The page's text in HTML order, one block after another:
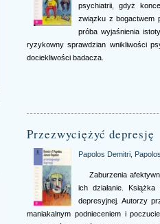
psychiatrii, gdyż
związku z bogactwem
próba wyjaśnienia
ryzykowny sprawdzian wnikliwości
dociekliwości badacza.
Przezwyciężyć depresję
Papolos Demitri,
Zaburzenia
ich działanie.
depresyjnej. Autorzy
maniakalnym podnieceniem i